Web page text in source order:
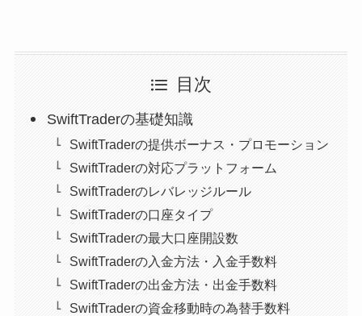
目次
SwiftTraderの基礎知識
SwiftTraderの提供ボーナス・プロモーション
SwiftTraderの対応プラットフォーム
SwiftTraderのレバレッジルール
SwiftTraderの口座タイプ
SwiftTraderの最大口座開設数
SwiftTraderの入金方法・入金手数料
SwiftTraderの出金方法・出金手数料
SwiftTraderの資金移動時の為替手数料